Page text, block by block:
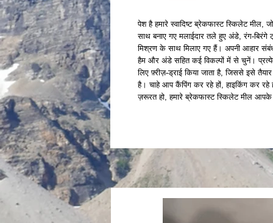
पेश है हमारे स्वादिष्ट ब्रेकफास्ट स्किलेट
साथ बनाए गए मलाईदार तले हुए अंडे, रंग-
मिश्रण के साथ मिलाए गए हैं। अपनी आहार
हैम और अंडे सहित कई विकल्पों में से चुनें।
लिए फ़्रीज़-ड्राई किया जाता है, जिससे इसे
है। चाहे आप कैंपिंग कर रहे हों, हाइकिंग कर
ज़रूरत हो, हमारे ब्रेकफास्ट स्किलेट मील आपके